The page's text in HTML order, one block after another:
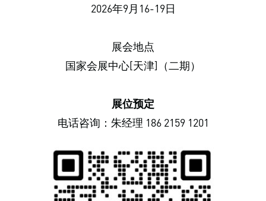
2026年9月16-19日
展会地点
国家会展中心[天津]（二期）
展位预定
电话咨询：朱经理 186 2159 1201